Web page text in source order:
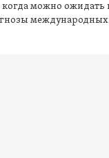
когда можно